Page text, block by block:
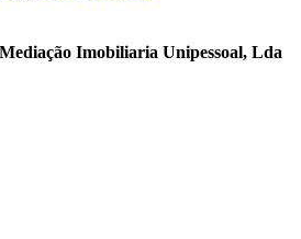
Imobiliaria Unipessoal, Lda